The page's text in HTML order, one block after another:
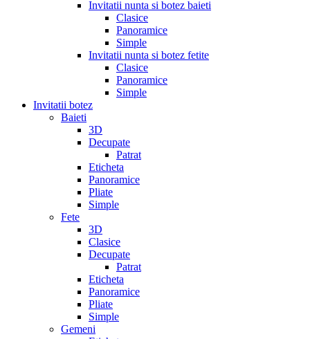
Invitatii nunta si botez baieti
Clasice
Panoramice
Simple
Invitatii nunta si botez fetite
Clasice
Panoramice
Simple
Invitatii botez
Baieti
3D
Decupate
Patrat
Eticheta
Panoramice
Pliate
Simple
Fete
3D
Clasice
Decupate
Patrat
Eticheta
Panoramice
Pliate
Simple
Gemeni